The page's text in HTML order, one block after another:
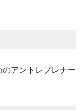
アントレプレナー